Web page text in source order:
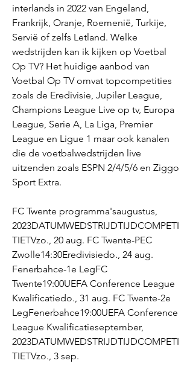
interlands in 2022 van Engeland,
Frankrijk, Oranje, Roemenië, Turkije,
Servië of zelfs Letland. Welke
wedstrijden kan ik kijken op Voetbal
Op TV? Het huidige aanbod van
Voetbal Op TV omvat topcompetities
zoals de Eredivisie, Jupiler League,
Champions League Live op tv, Europa
League, Serie A, La Liga, Premier
League en Ligue 1 maar ook kanalen
die de voetbalwedstrijden live
uitzenden zoals ESPN 2/4/5/6 en Ziggo
Sport Extra.
FC Twente programma'saugustus,
2023DATUMWEDSTRIJDTIJDCOMPETI
TIETVzo., 20 aug. FC Twente-PEC
Zwolle14:30Eredivisiedo., 24 aug.
Fenerbahce-1e LegFC
Twente19:00UEFA Conference League
Kwalificatiedo., 31 aug. FC Twente-2e
LegFenerbahce19:00UEFA Conference
League Kwalificatieseptember,
2023DATUMWEDSTRIJDTIJDCOMPETI
TIETVzo., 3 sep.